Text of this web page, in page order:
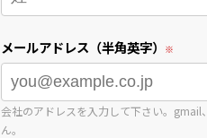
メールアドレス（半角英字）
会社のアドレスを入力して下さい。
ん。